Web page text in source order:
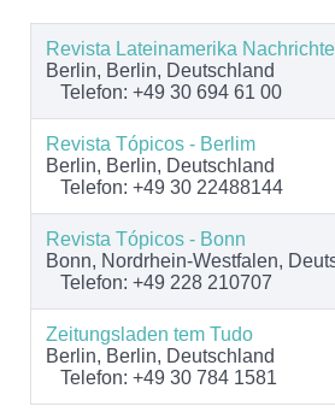
Revista Lateinamerika
Berlin, Berlin, Deutschland
Telefon: +49 30 694 61 00
Revista Tópicos - Berlim
Berlin, Berlin, Deutschland
Telefon: +49 30 22488144
Revista Tópicos - Bonn
Bonn, Nordrhein-Westfalen,
Telefon: +49 228 210707
Zeitungsladen tem Tudo
Berlin, Berlin, Deutschland
Telefon: +49 30 784 1581